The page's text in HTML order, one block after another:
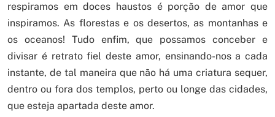
respiramos em doces haustos é porção de amor que
inspiramos. As florestas e os desertos, as montanhas e
os oceanos! Tudo enfim, que possamos conceber e
divisar é retrato fiel deste amor, ensinando-nos a cada
instante, de tal maneira que não há uma criatura sequer,
dentro ou fora dos templos, perto ou longe das cidades,
que esteja apartada deste amor.